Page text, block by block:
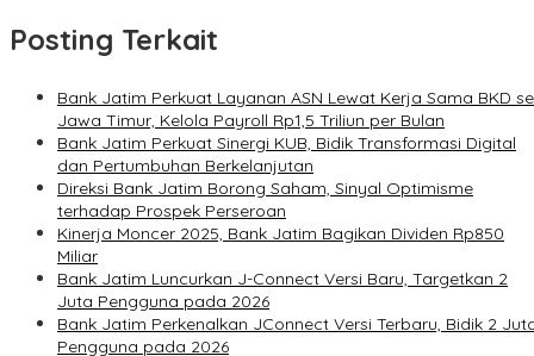
Posting Terkait
Bank Jatim Perkuat Layanan ASN Lewat Kerja Sama BKD
Jawa Timur, Kelola Payroll Rp1,5 Triliun per Bulan
Bank Jatim Perkuat Sinergi KUB, Bidik Transformasi Digital
dan Pertumbuhan Berkelanjutan
Direksi Bank Jatim Borong Saham, Sinyal Optimisme
terhadap Prospek Perseroan
Kinerja Moncer 2025, Bank Jatim Bagikan Dividen Rp850
Miliar
Bank Jatim Luncurkan J-Connect Versi Baru, Targetkan 2
Juta Pengguna pada 2026
Bank Jatim Perkenalkan JConnect Versi Terbaru, Bidik 2
Pengguna pada 2026